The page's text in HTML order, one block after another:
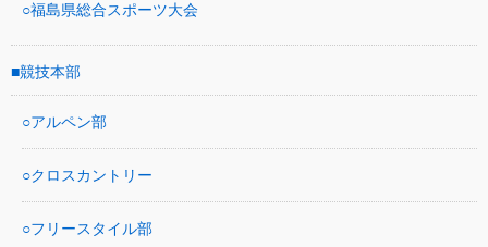
福島県総合スポーツ大会
競技本部
アルペン部
クロスカントリー
フリースタイル部